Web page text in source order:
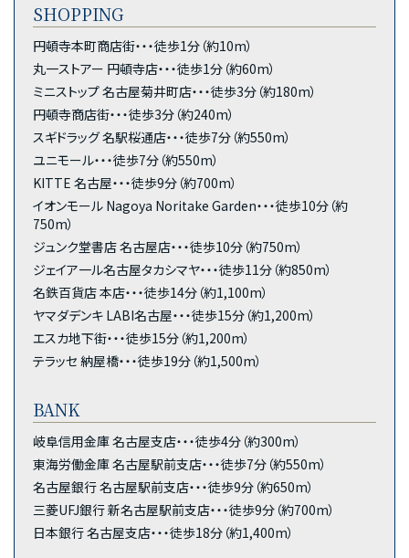
SHOPPING
円頓寺本町商店街・・・徒歩1分（約10m）
丸一ストアー 円頓寺店・・・徒歩1分（約60m）
ミニストップ 名古屋菊井町店・・・徒歩3分（約180m）
円頓寺商店街・・・徒歩3分（約240m）
スギドラッグ 名駅桜通店・・・徒歩7分（約550m）
ユニモール・・・徒歩7分（約550m）
KITTE 名古屋・・・徒歩9分（約700m）
イオンモール Nagoya Noritake Garden・・・徒歩10分（約
750m）
ジュンク堂書店 名古屋店・・・徒歩10分（約750m）
ジェイア一ル名古屋タカシマヤ・・・徒歩11分（約850m）
名鉄百貨店 本店・・・徒歩14分（約1,100m）
ヤマダデンキ LABI名古屋・・・徒歩15分（約1,200m）
エスカ地下街・・・徒歩15分（約1,200m）
テラッセ 納屋橋・・・徒歩19分（約1,500m）
BANK
岐阜信用金庫 名古屋支店・・・徒歩4分（約300m）
東海労働金庫 名古屋駅前支店・・・徒歩7分（約550m）
名古屋銀行 名古屋駅前支店・・・徒歩9分（約650m）
三菱UFJ銀行 新名古屋駅前支店・・・徒歩9分（約700m）
日本銀行 名古屋支店・・・徒歩18分（約1,400m）